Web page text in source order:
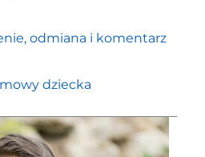
odmiana i komentarz
dziecka